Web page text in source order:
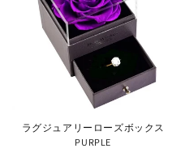
ラグジュアリーローズボックス
PURPLE